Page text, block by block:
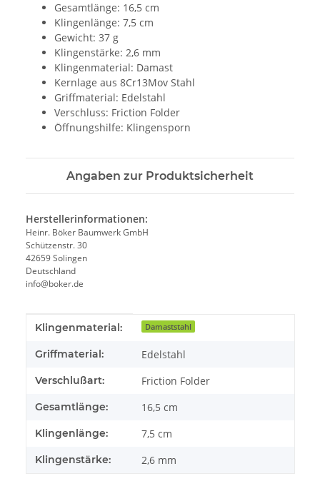
Gesamtlänge: 16,5 cm
Klingenlänge: 7,5 cm
Gewicht: 37 g
Klingenstärke: 2,6 mm
Klingenmaterial: Damast
Kernlage aus 8Cr13Mov Stahl
Griffmaterial: Edelstahl
Verschluss: Friction Folder
Öffnungshilfe: Klingensporn
Angaben zur Produktsicherheit
Herstellerinformationen:
Heinr. Böker Baumwerk GmbH
Schützenstr. 30
42659 Solingen
Deutschland
info@boker.de
Produkteigenschaft
Wert
Klingenmaterial: Damaststahl
Griffmaterial: Edelstahl
Verschlußart: Friction Folder
Gesamtlänge: 16,5 cm
Klingenlänge: 7,5 cm
Klingenstärke: 2,6 mm